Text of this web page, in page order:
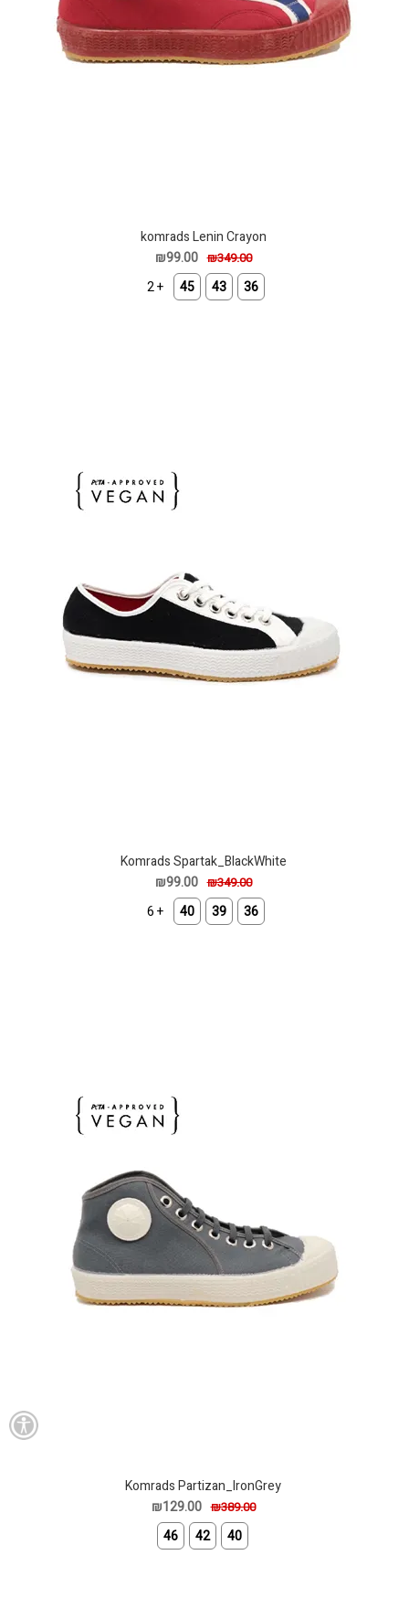
komrads Lenin Crayon
₪349.00
₪99.00
36
43
45
+ 2
Komrads Spartak_BlackWhite
₪349.00
₪99.00
36
39
40
+ 6
Komrads Partizan_IronGrey
₪389.00
₪129.00
40
42
46